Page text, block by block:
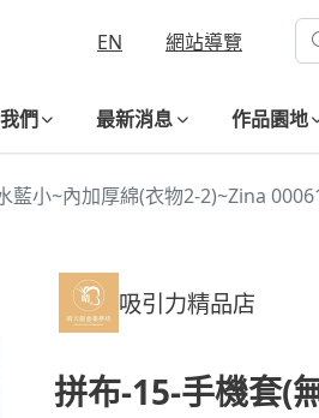
EN 網站導覽
們 最新消息
作品園地
藍小~內加厚綿(衣物2-2)~Zina
吸引力精品店
拼布-15-手機套(